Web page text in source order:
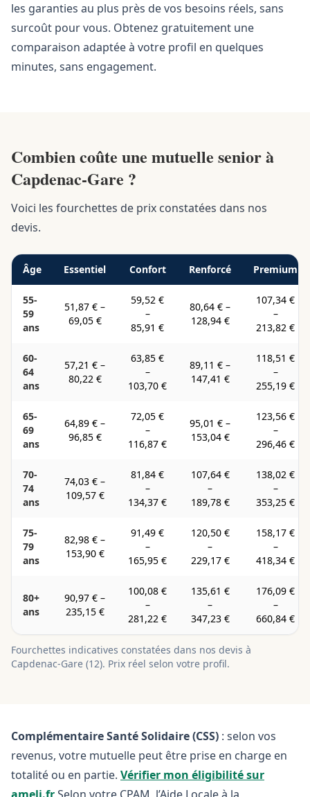
les garanties au plus près de vos besoins réels, sans
surcoût pour vous. Obtenez gratuitement une
comparaison adaptée à votre profil en quelques
minutes, sans engagement.
Combien coûte une mutuelle senior à
Capdenac-Gare ?
Voici les fourchettes de prix constatées dans nos
devis.
Âge Essentiel Confort Renforcé Premium
55-
59
ans
51,87 € –
69,05 €
59,52 €
–
85,91 €
80,64 € –
128,94 €
107,34 €
–
213,82 €
60-
64
ans
57,21 € –
80,22 €
63,85 €
–
103,70 €
89,11 € –
147,41 €
118,51 €
–
255,19 €
65-
69
ans
64,89 € –
96,85 €
72,05 €
–
116,87 €
95,01 € –
153,04 €
123,56 €
–
296,46 €
70-
74
ans
74,03 € –
109,57 €
81,84 €
–
134,37 €
107,64 €
–
189,78 €
138,02 €
–
353,25 €
75-
79
ans
82,98 € –
153,90 €
91,49 €
–
165,95 €
120,50 €
–
229,17 €
158,17 €
–
418,34 €
80+
ans
90,97 € –
235,15 €
100,08 €
–
281,22 €
135,61 €
–
347,23 €
176,09 €
–
660,84 €
Fourchettes indicatives constatées dans nos devis à
Capdenac-Gare (12). Prix réel selon votre profil.
Complémentaire Santé Solidaire (CSS) : selon vos
revenus, votre mutuelle peut être prise en charge en
totalité ou en partie. Vérifier mon éligibilité sur